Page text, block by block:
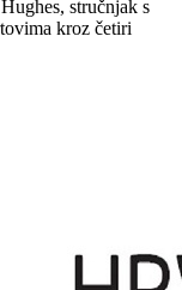
stručnjak s
kroz četiri